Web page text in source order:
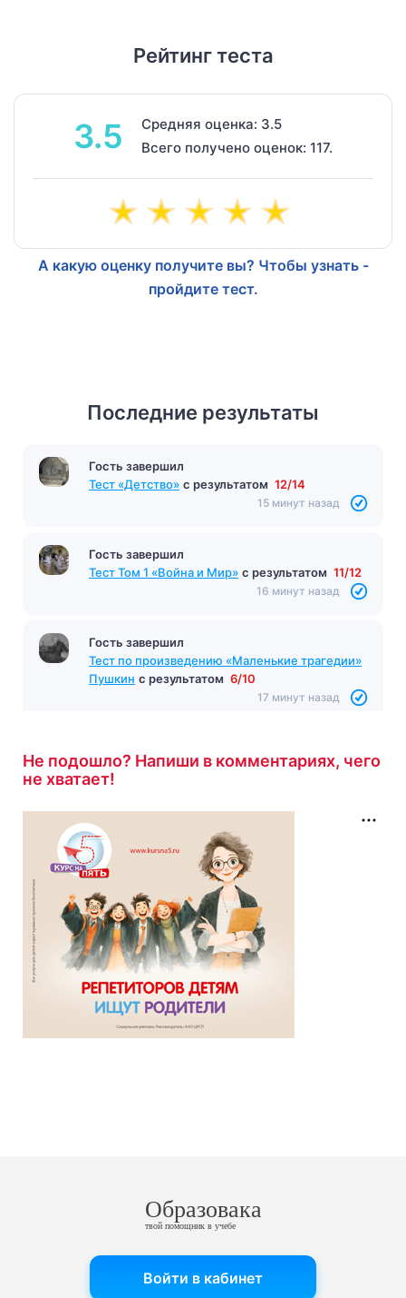
Рейтинг теста
3.5
Средняя оценка: 3.5
Всего получено оценок: 117.
А какую оценку получите вы? Чтобы узнать -
пройдите тест.
Последние результаты
Гость завершил
Тест «Детство» с результатом 12/14
15 минут назад
Гость завершил
Тест Том 1 «Война и Мир» с результатом 11/12
16 минут назад
Гость завершил
Тест по произведению «Маленькие трагедии»
Пушкин с результатом 6/10
17 минут назад
Не подошло? Напиши в комментариях, чего
не хватает!
Образовака
твой помощник в учебе
Войти в кабинет